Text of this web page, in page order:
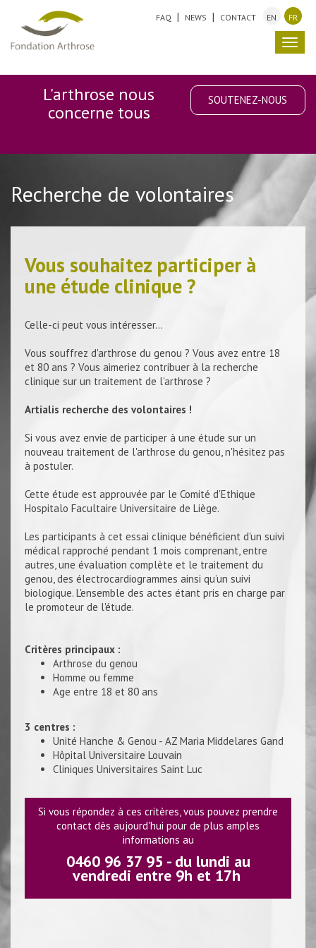
EN FR
FAQ NEWS CONTACT
L'arthrose nous
concerne tous
SOUTENEZ-NOUS
Recherche de volontaires
Vous souhaitez participer à
une étude clinique ?
Celle-ci peut vous intéresser...
Vous souffrez d'arthrose du genou ? Vous avez entre 18
et 80 ans ? Vous aimeriez contribuer à la recherche
clinique sur un traitement de l'arthrose ?
Artialis recherche des volontaires !
Si vous avez envie de participer à une étude sur un
nouveau traitement de l'arthrose du genou, n'hésitez pas
à postuler.
Cette étude est approuvée par le Comité d'Ethique
Hospitalo Facultaire Universitaire de Liège.
Les participants à cet essai clinique bénéficient d'un suivi
médical rapproché pendant 1 mois comprenant, entre
autres, une évaluation complète et le traitement du
genou, des électrocardiogrammes ainsi qu’un suivi
biologique. L'ensemble des actes étant pris en charge par
le promoteur de l'étude.
Critères principaux :
Arthrose du genou
Homme ou femme
Age entre 18 et 80 ans
3 centres :
Unité Hanche & Genou - AZ Maria Middelares Gand
Hôpital Universitaire Louvain
Cliniques Universitaires Saint Luc
Si vous répondez à ces critères, vous pouvez prendre
contact dès aujourd'hui pour de plus amples
informations au
0460 96 37 95 - du lundi au
vendredi entre 9h et 17h